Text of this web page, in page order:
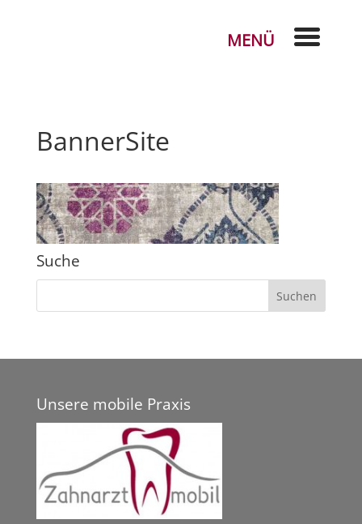
BannerSite
Suche
Unsere mobile Praxis